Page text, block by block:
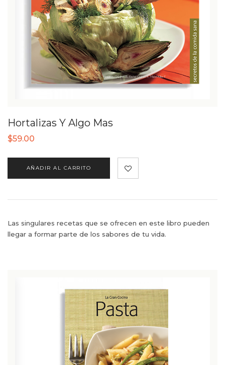
Hortalizas Y Algo Mas
$59.00
AÑADIR AL CARRITO
Las singulares recetas que se ofrecen en este libro pueden
llegar a formar parte de los sabores de tu vida.